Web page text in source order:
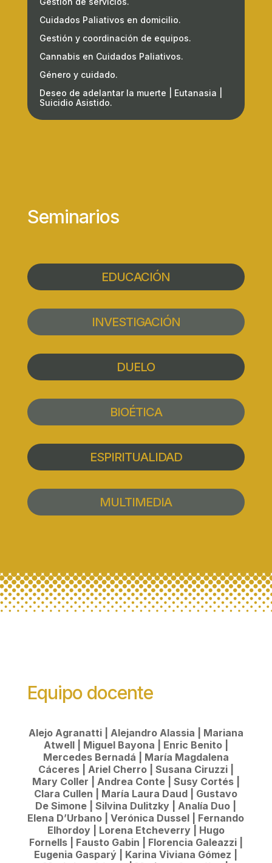
Cuidados Paliativos en domicilio.
Gestión y coordinación de equipos.
Cannabis en Cuidados Paliativos.
Género y cuidado.
Deseo de adelantar la muerte | Eutanasia |
Suicidio Asistido.
Seminarios
EDUCACIÓN
INVESTIGACIÓN
DUELO
BIOÉTICA
ESPIRITUALIDAD
MULTIMEDIA
Equipo docente
Alejo Agranatti | Alejandro Alassia | Mariana
Atwell | Miguel Bayona | Enric Benito |
Mercedes Bernadá | María Magdalena
Cáceres | Ariel Cherro | Susana Ciruzzi |
Mary Coller | Andrea Conte | Susy Cortés |
Clara Cullen | María Laura Daud | Gustavo
De Simone | Silvina Dulitzky | Analía Duo |
Elena D’Urbano | Verónica Dussel | Fernando
Elhordoy | Lorena Etcheverry | Hugo
Fornells | Fausto Gabin | Florencia Galeazzi |
Eugenia Gasparý | Karina Viviana Gómez |